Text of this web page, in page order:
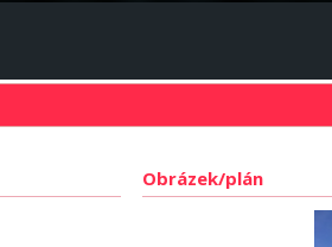
Obrázek/plán